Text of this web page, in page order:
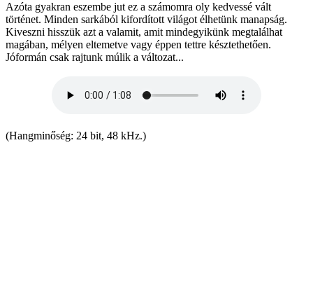
Azóta gyakran eszembe jut ez a számomra oly kedvessé vált
történet. Minden sarkából kifordított világot élhetünk manapság.
Kiveszni hisszük azt a valamit, amit mindegyikünk megtalálhat
magában, mélyen eltemetve vagy éppen tettre késztethetően.
Jóformán csak rajtunk múlik a változat...
(Hangminőség: 24 bit, 48 kHz.)